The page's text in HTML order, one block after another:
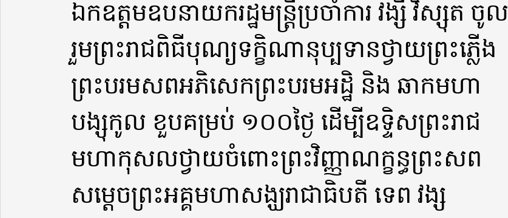
ឯកឧត្ដមឧបនាយករដ្ឋមន្ត្រីប្រចាំការ វង្សី វិស្សុត ចូល
រួមព្រះរាជពិធីបុណ្យទក្ខិណានុប្បទានថ្វាយព្រះភ្លើង
ព្រះបរមសពអភិសេកព្រះបរមអដ្ឋិ និង ឆាកមហា
បង្សុកូល ខួបគម្រប់ ១០០ថ្ងៃ ដើម្បីឧទ្ទិសព្រះរាជ
មហាកុសលថ្វាយចំពោះព្រះវិញ្ញាណក្ខន្ធព្រះសព
សម្ដេចព្រះអគ្គមហាសង្ឃរាជាធិបតី ទេព វង្ស